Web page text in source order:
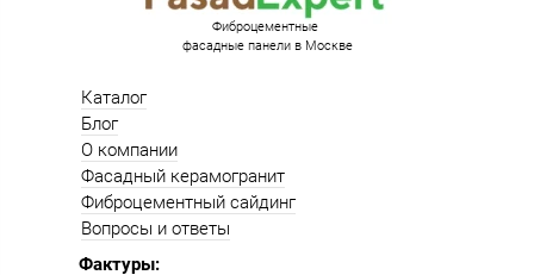
Фактуры:
Каталог
Блог
О компании
Фасадный керамогранит
Фиброцементный сайдинг
Вопросы и ответы
Фиброцементные
фасадные панели в Москве